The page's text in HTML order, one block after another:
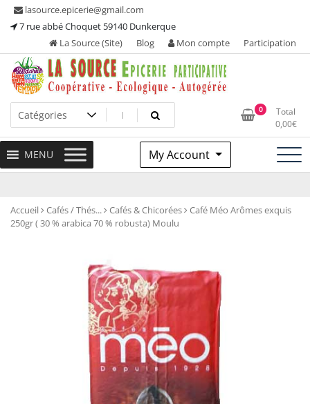
Skip lasource.epicerie@gmail.com
7 rue abbé Choquet 59140 Dunkerque
La Source (Site)
Blog Mon compte Participation
La Source – Epicerie
Participative
Ou tous les adhérents sont propriétaires et participent à la
maintenance de leur épicerie!
0
Total
0,00€
MENU My Account
Accueil Cafés / Thés... Cafés & Chicorées
Café Méo Arômes exquis
250gr ( 30 % arabica 70 % robusta) Moulu